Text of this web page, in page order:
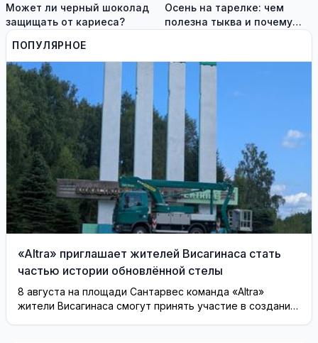
Может ли черный шоколад
защищать от кариеса?
Осень на тарелке: чем
полезна тыква и почему
стоит добавить её в рацион
ПОПУЛЯРНОЕ
«Altra» приглашает жителей Висагинаса стать
частью истории обновлённой стелы
8 августа на площади Сантарвес команда «Altra»
жители Висагинаса смогут принять участие в создании